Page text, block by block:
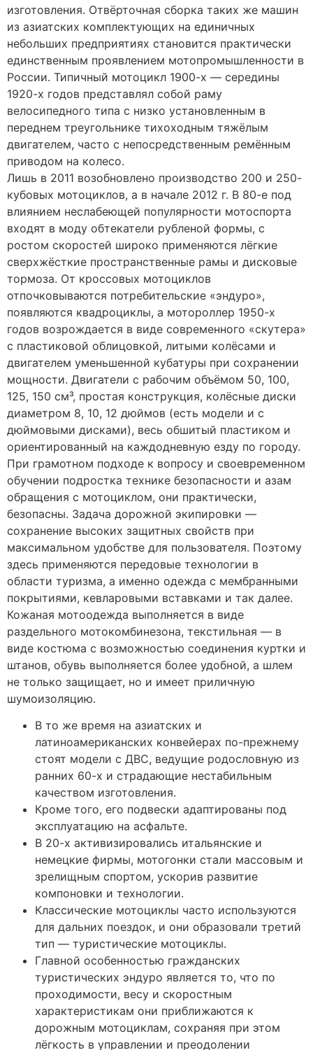
изготовления. Отвёрточная сборка таких же машин
из азиатских комплектующих на единичных
небольших предприятиях становится практически
единственным проявлением мотопромышленности в
России. Типичный мотоцикл 1900-х — середины
1920-х годов представлял собой раму
велосипедного типа с низко установленным в
переднем треугольнике тихоходным тяжёлым
двигателем, часто с непосредственным ремённым
приводом на колесо.
Лишь в 2011 возобновлено производство 200 и 250-
кубовых мотоциклов, а в начале 2012 г. В 80-е под
влиянием неслабеющей популярности мотоспорта
входят в моду обтекатели рубленой формы, с
ростом скоростей широко применяются лёгкие
сверхжёсткие пространственные рамы и дисковые
тормоза. От кроссовых мотоциклов
отпочковываются потребительские «эндуро»,
появляются квадроциклы, а мотороллер 1950-х
годов возрождается в виде современного «скутера»
с пластиковой облицовкой, литыми колёсами и
двигателем уменьшенной кубатуры при сохранении
мощности. Двигатели с рабочим объёмом 50, 100,
125, 150 см³, простая конструкция, колёсные диски
диаметром 8, 10, 12 дюймов (есть модели и с
дюймовыми дисками), весь обшитый пластиком и
ориентированный на каждодневную езду по городу.
При грамотном подходе к вопросу и своевременном
обучении подростка технике безопасности и азам
обращения с мотоциклом, они практически,
безопасны. Задача дорожной экипировки —
сохранение высоких защитных свойств при
максимальном удобстве для пользователя. Поэтому
здесь применяются передовые технологии в
области туризма, а именно одежда с мембранными
покрытиями, кевларовыми вставками и так далее.
Кожаная мотоодежда выполняется в виде
раздельного мотокомбинезона, текстильная — в
виде костюма с возможностью соединения куртки и
штанов, обувь выполняется более удобной, а шлем
не только защищает, но и имеет приличную
шумоизоляцию.
В то же время на азиатских и
латиноамериканских конвейерах по-прежнему
стоят модели с ДВС, ведущие родословную из
ранних 60-х и страдающие нестабильным
качеством изготовления.
Кроме того, его подвески адаптированы под
эксплуатацию на асфальте.
В 20-х активизировались итальянские и
немецкие фирмы, мотогонки стали массовым и
зрелищным спортом, ускорив развитие
компоновки и технологии.
Классические мотоциклы часто используются
для дальних поездок, и они образовали третий
тип — туристические мотоциклы.
Главной особенностью гражданских
туристических эндуро является то, что по
проходимости, весу и скоростным
характеристикам они приближаются к
дорожным мотоциклам, сохраняя при этом
лёгкость в управлении и преодолении